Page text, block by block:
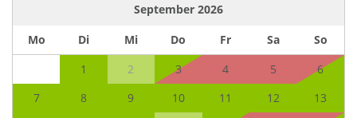
September 2026
Mo
Di Mi Do Fr Sa
So
1
2 3 4 5
6
7
8 9 10 11 12
13